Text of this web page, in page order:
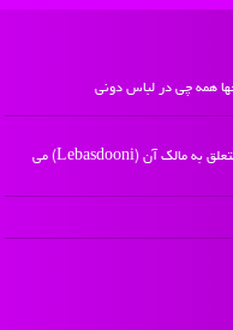
همه چی در لباس دونی
lebasdooni.ir - مالکیت معنوی سایت لباس دونی متعلق به مالک آن (Lebasdooni) می